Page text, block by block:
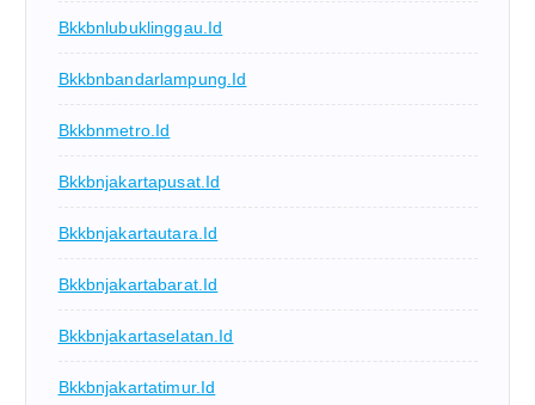
Bkkbnlubuklinggau.id
Bkkbnbandarlampung.id
Bkkbnmetro.id
Bkkbnjakartapusat.id
Bkkbnjakartautara.id
Bkkbnjakartabarat.id
Bkkbnjakartaselatan.id
Bkkbnjakartatimur.id